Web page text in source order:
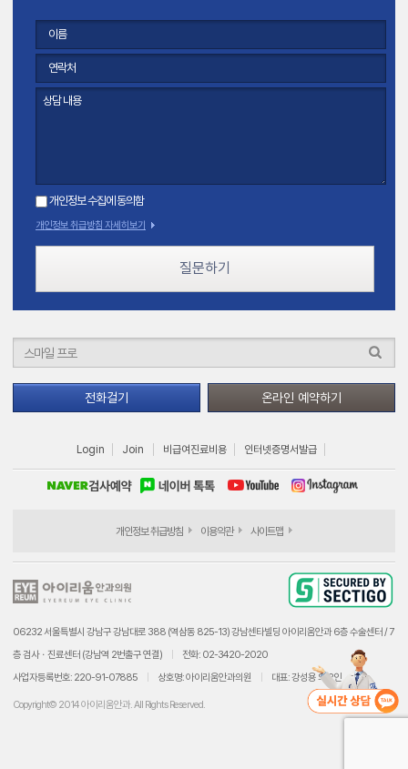
개인정보 수집에 동의함
개인정보 취급방침 자세히보기
질문하기
전화걸기 온라인 예약하기
Login Join 비급여진료비용 인터넷증명서발급
개인정보 취급방침 이용약관 사이트맵
06232 서울특별시 강남구 강남대로 388 (역삼동 825-13) 강남센타빌딩 아이리움안과 6층 수술센터 / 7
층 검사ㆍ진료센터 (강남역 2번출구 연결)
전화: 02-3420-2020
사업자등록번호: 220-91-07885
상호명: 아이리움안과의원 대표: 강성용 외 2인
Copyright© 2014 아이리움안과. All Rights Reserved.